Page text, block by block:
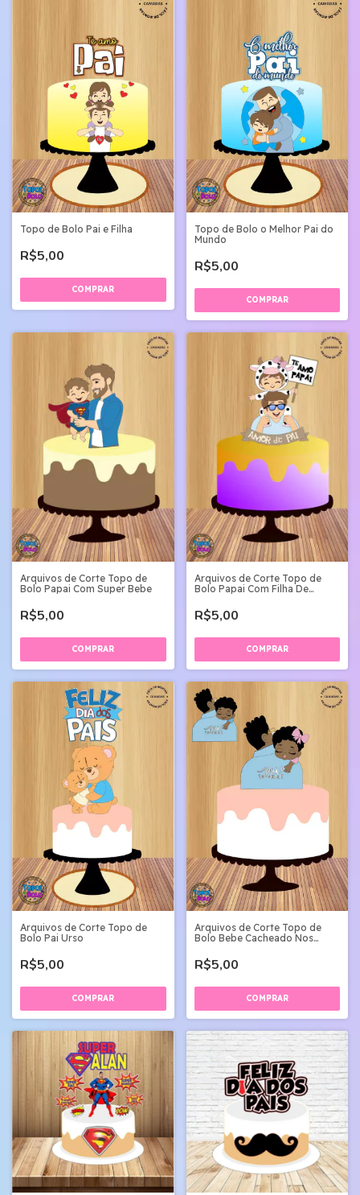
Topo de Bolo Pai e Filha
R$5,00
Topo de Bolo o Melhor Pai do
Mundo
R$5,00
Arquivos de Corte Topo de
Bolo Papai Com Super Bebe
R$5,00
Arquivos de Corte Topo de
Bolo Papai Com Filha De
R$5,00
Arquivos de Corte Topo de
Bolo Pai Urso
R$5,00
Arquivos de Corte Topo de
Bolo Bebe Cacheado Nos
R$5,00